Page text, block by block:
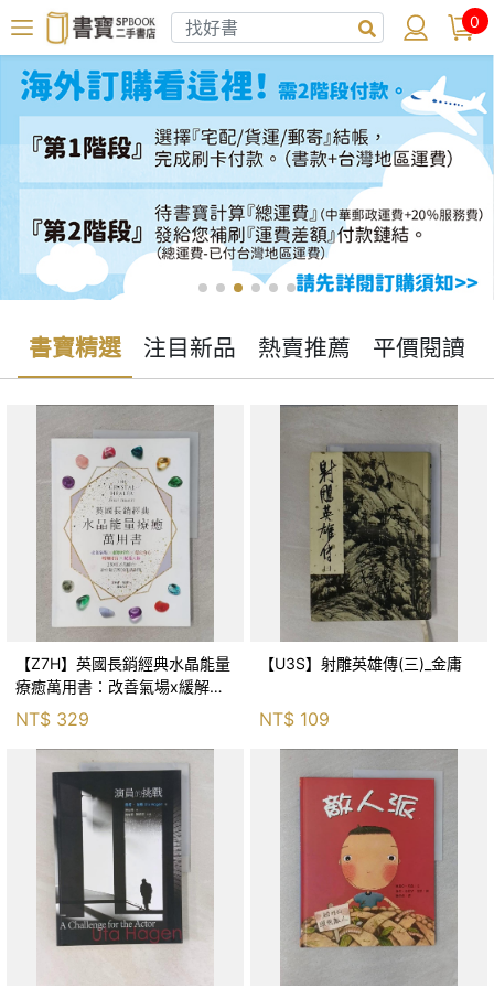
0
書寶精選 注目新品 熱賣推薦 平價閱讀
【Z7H】英國長銷經典水晶能量
療癒萬用書：改善氣場x緩解疼
痛x穩定身心x增加財富x促進人
緣，250種水晶礦石給你最完整
的生活對策_菲利
NT$ 329
【U3S】射雕英雄傳(三)_金庸
NT$ 109